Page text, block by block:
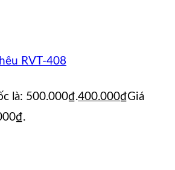
RVT-408
là: 500.000₫.400.000₫Giá